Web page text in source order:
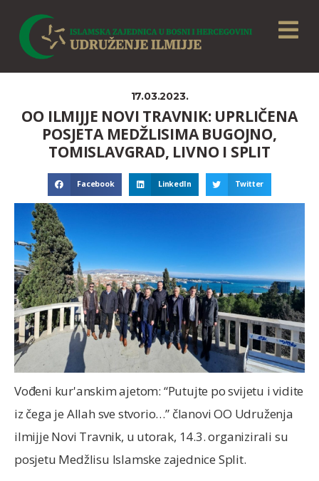
17.03.2023.
OO ILMIJJE NOVI TRAVNIK: UPRLIČENA
POSJETA MEDŽLISIMA BUGOJNO,
TOMISLAVGRAD, LIVNO I SPLIT
Facebook LinkedIn Twitter
Vođeni kur'anskim ajetom: “Putujte po svijetu i vidite
iz čega je Allah sve stvorio…” članovi OO Udruženja
ilmijje Novi Travnik, u utorak, 14.3. organizirali su
posjetu Medžlisu Islamske zajednice Split.